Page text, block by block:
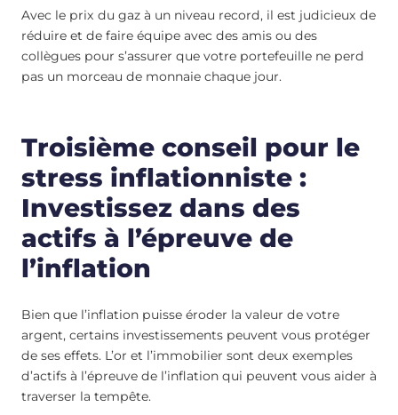
Avec le prix du gaz à un niveau record, il est judicieux de
réduire et de faire équipe avec des amis ou des
collègues pour s’assurer que votre portefeuille ne perd
pas un morceau de monnaie chaque jour.
Troisième conseil pour le
stress inflationniste :
Investissez dans des
actifs à l’épreuve de
l’inflation
Bien que l’inflation puisse éroder la valeur de votre
argent, certains investissements peuvent vous protéger
de ses effets. L’or et l’immobilier sont deux exemples
d’actifs à l’épreuve de l’inflation qui peuvent vous aider à
traverser la tempête.